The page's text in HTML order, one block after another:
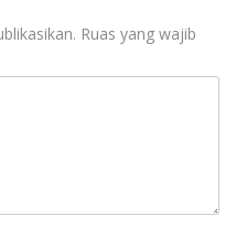
Ruas yang wajib